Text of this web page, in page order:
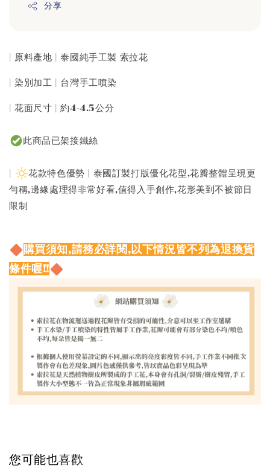
分享
| 原料產地 | 泰國純手工製 索拉花
| 染別加工 | 台灣手工噴染
| 花面尺寸 | 約4-4.5公分
此商品已架接鐵絲
花款特色優勢 | 泰國訂製打版優化花型,花瓣整體呈現更
勻稱,邊緣處理得非常好看,值得入手創作,花形美到不被節日
限制
購買須知,請務必詳閱,以下情況皆不列為退換貨
條件喔!!
您可能也喜歡